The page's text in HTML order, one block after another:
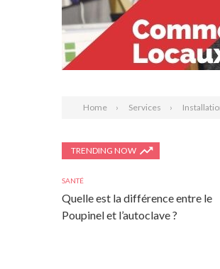
Home Services
TRENDING NOW
SANTÉ
Quelle est la différence entre le
Poupinel et l’autoclave ?